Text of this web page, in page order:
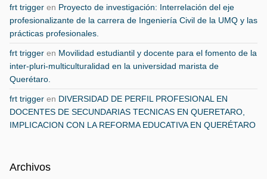
frt triggeren Proyecto de investigación: Interrelación del eje
profesionalizante de la carrera de Ingeniería Civil de la UMQ y las
prácticas profesionales.
frt triggeren Movilidad estudiantil y docente para el fomento de la
inter-pluri-multiculturalidad en la universidad marista de
Querétaro.
frt triggeren DIVERSIDAD DE PERFIL PROFESIONAL EN
DOCENTES DE SECUNDARIAS TECNICAS EN QUERETARO,
IMPLICACION CON LA REFORMA EDUCATIVA EN QUERÉTARO
Archivos